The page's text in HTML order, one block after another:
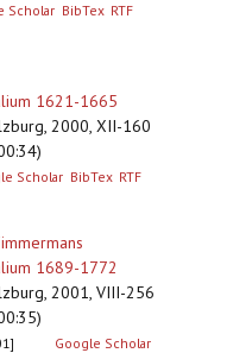
Scholar BibTex RTF
1621-1665
2000, XII-160
Scholar BibTex RTF
1689-1772
2001, VIII-256
Google Scholar